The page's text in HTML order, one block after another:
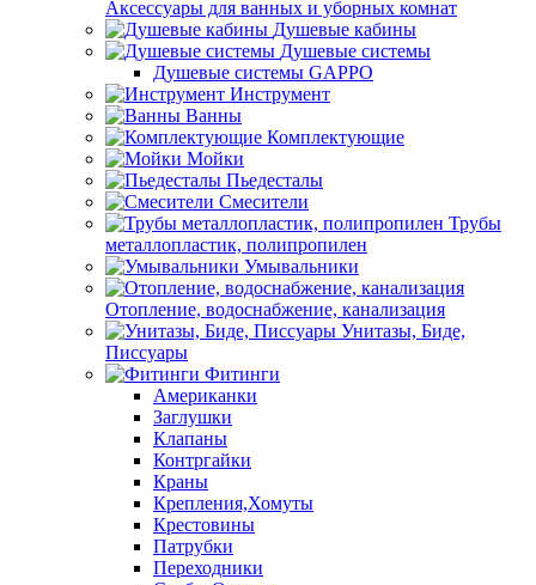
Аксессуары для ванных и уборных комнат
Душевые кабины
Душевые системы
Душевые системы GAPPO
Инструмент
Ванны
Комплектующие
Мойки
Пьедесталы
Смесители
Трубы
металлопластик, полипропилен
Умывальники
Отопление, водоснабжение, канализация
Унитазы, Биде,
Писсуары
Фитинги
Американки
Заглушки
Клапаны
Контргайки
Краны
Крепления,Хомуты
Крестовины
Патрубки
Переходники